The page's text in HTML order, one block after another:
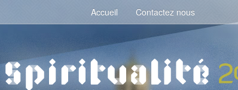
Accueil Contactez nous